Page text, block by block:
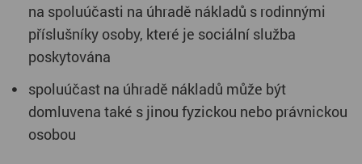
na spoluúčasti na úhradě nákladů s rodinnými
příslušníky osoby, které je sociální služba
poskytována
spoluúčast na úhradě nákladů může být
domluvena také s jinou fyzickou nebo právnickou
osobou